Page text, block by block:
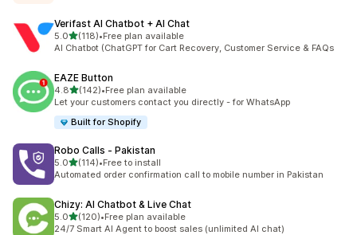
Verifast AI Chatbot + AI Chat
5.05つ星中
(118)
合計レビュー数：118件
•Free plan available
AI Chatbot (ChatGPT for Cart Recovery, Customer Service & FAQs
EAZE Button
4.85つ星中
(142)
合計レビュー数：142件
•Free plan available
Let your customers contact you directly - for WhatsApp
Built for Shopify
Robo Calls ‑ Pakistan
5.05つ星中
(114)
合計レビュー数：114件
•Free to install
Automated order confirmation call to mobile number in Pakistan
Chizy: AI Chatbot & Live Chat
5.05つ星中
(120)
合計レビュー数：120件
•Free plan available
24/7 Smart AI Agent to boost sales (unlimited AI chat)